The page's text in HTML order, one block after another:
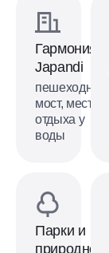
Гармония
Japandi
пешеходный
мост, места
отдыха у
воды
Парки и
природное